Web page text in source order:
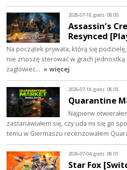
2026-07-18, godz. 08:05
Assassin’s
Resynced
Na początek prywata, którą się
nie znoszę sterować w grach jednostką
żaglowiec… » więcej
2026-07-18, godz. 08:05
Quarantine
Najpierw
zastanawiałem się, czy uda mi się go
temu w Giermaszu recenzowałem
2026-07-04, godz. 08:01
Star Fox